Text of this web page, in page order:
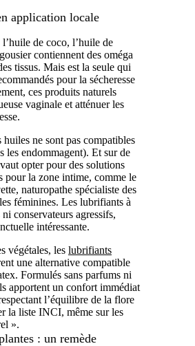
application locale
de coco, l’huile de
contiennent des oméga
tissus. Mais est la seule qui
pour la sécheresse
ces produits naturels
vaginale et atténuer les
ne sont pas compatibles
les endommagent). Et sur de
opter pour des solutions
pour la zone intime, comme le
naturopathe spécialiste des
féminines. Les lubrifiants à
conservateurs agressifs,
intéressante.
végétales, les lubrifiants
une alternative compatible
Formulés sans parfums ni
apportent un confort immédiat
l’équilibre de la flore
la liste INCI, même sur les
».
: un remède